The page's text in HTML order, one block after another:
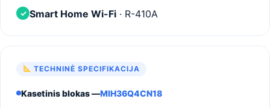
✓ Smart Home Wi-Fi · R-410A
TECHNINĖ SPECIFIKACIJA
Kasetinis blokas —MIH36Q4CN18